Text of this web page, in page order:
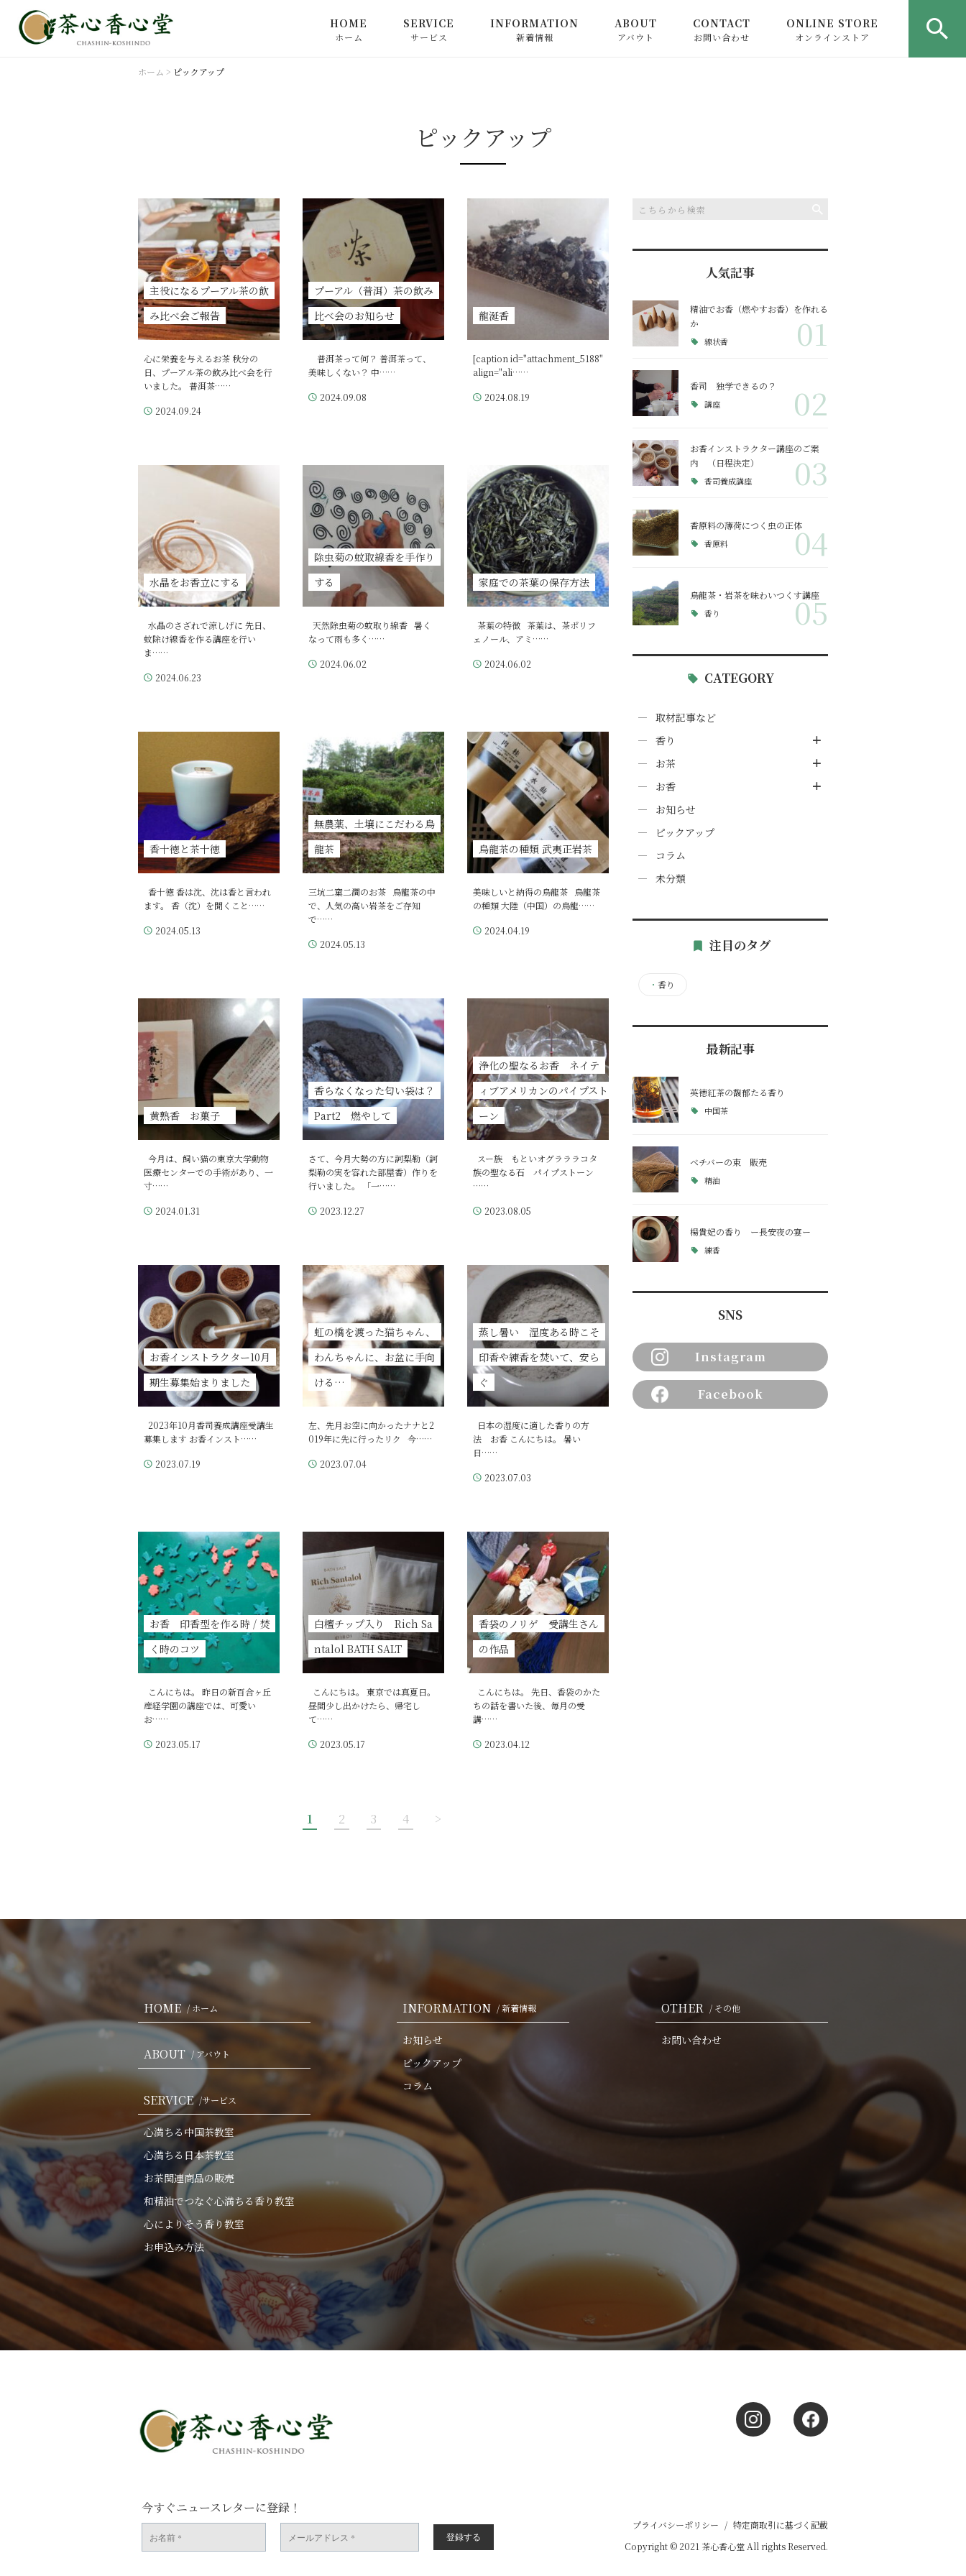
HOME
ホーム
SERVICE
サービス
和精油でつなぐ心満ちる
香り教室
心によりそう香り教室
お申込み方法
INFORMATION
新着情報
ABOUT
アバウト
CONTACT
お問い合わせ
ONLINE STORE
オンラインストア
ホーム > ピックアップ
ピックアップ
主役になるプーアル茶の飲
み比べ会ご報告
心に栄養を与えるお茶 秋分の
日、プーアル茶の飲み比べ会を行
いました。 普洱茶……
2024.09.24
プーアル（普洱）茶の飲み
比べ会のお知らせ
普洱茶って何？ 普洱茶って、
美味しくない？ 中……
2024.09.08
龍涎香
[caption id="attachment_5188"
align="ali……
2024.08.19
水晶をお香立にする
水晶のさざれで涼しげに 先日、
蚊除け線香を作る講座を行い
ま……
2024.06.23
除虫菊の蚊取線香を手作り
する
天然除虫菊の蚊取り線香 暑く
なって雨も多く……
2024.06.02
家庭での茶葉の保存方法
茶葉の特徴 茶葉は、茶ポリフ
ェノール、アミ……
2024.06.02
香十徳と茶十徳
香十徳 香は沈、沈は香と言われ
ます。 香（沈）を聞くこと……
2024.05.13
無農薬、土壌にこだわる烏
龍茶
三坑二窠二澗のお茶 烏龍茶の中
で、人気の高い岩茶をご存知
で……
2024.05.13
烏龍茶の種類 武夷正岩茶
美味しいと納得の烏龍茶 烏龍茶
の種類 大陸（中国）の烏龍……
2024.04.19
黄熟香 お菓子
今月は、飼い猫の東京大学動物
医療センターでの手術があり、一
寸……
2024.01.31
香らなくなった匂い袋は？
Part2 燃やして
さて、今月大勢の方に訶梨勒（訶
梨勒の実を容れた部屋香）作りを
行いました。 「一……
2023.12.27
浄化の聖なるお香 ネイテ
ィブアメリカンのパイプスト
ーン
スー族 もといオグラララコタ
族の聖なる石 パイプストーン
……
2023.08.05
お香インストラクター10月
期生募集始まりました
2023年10月香司養成講座受講生
募集します お香インスト……
2023.07.19
虹の橋を渡った猫ちゃん、
わんちゃんに、お盆に手向
ける…
左、先月お空に向かったナナと2
019年に先に行ったリク 今……
2023.07.04
蒸し暑い 湿度ある時こそ
印香や練香を焚いて、安ら
ぐ
日本の湿度に適した香りの方
法 お香 こんにちは。 暑い
日……
2023.07.03
お香 印香型を作る時 / 焚
く時のコツ
こんにちは。 昨日の新百合ヶ丘
産経学園の講座では、可愛い
お……
2023.05.17
白檀チップ入り Rich Sa
ntalol BATH SALT
こんにちは。 東京では真夏日。
昼間少し出かけたら、帰宅し
て……
2023.05.17
香袋のノリゲ 受講生さん
の作品
こんにちは。 先日、香袋のかた
ちの話を書いた後、毎月の受
講……
2023.04.12
1 2 3 4 >
人気記事
精油でお香（燃やすお香）を作れる
か
線状香 01
香司 独学できるの？
講座 02
お香インストラクター講座のご案
内 （日程決定）
香司養成講座 03
香原料の薄荷につく虫の正体
香原料 04
烏龍茶・岩茶を味わいつくす講座
香り 05
CATEGORY
取材記事など
香り
お茶
お香
お知らせ
ピックアップ
コラム
未分類
注目のタグ
・ 香り
最新記事
英徳紅茶の馥郁たる香り
中国茶
ベチバーの束 販売
精油
楊貴妃の香り ー長安夜の宴ー
練香
SNS
Instagram
Facebook
HOME / ホーム
ABOUT / アバウト
SERVICE /サービス
心満ちる中国茶教室
心満ちる日本茶教室
お茶関連商品の販売
和精油でつなぐ心満ちる香り教室
心によりそう香り教室
お申込み方法
INFORMATION / 新着情報
お知らせ
ピックアップ
コラム
OTHER / その他
お問い合わせ
今すぐニュースレターに登録！
お
メ
プライバシーポリシー / 特定商取引に基づく記載
Copyright © 2021 茶心香心堂 All rights Reserved.